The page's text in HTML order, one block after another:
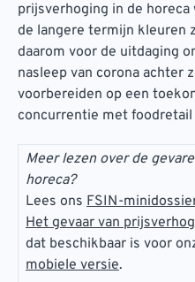
prijsverhoging in de
de langere termijn kleuren
daarom voor de uitdaging
nasleep van corona achter
voorbereiden op een
concurrentie met foodretail
Meer lezen over de
horeca?
Lees ons FSIN-
Het gevaar van
dat beschikbaar is voor
mobiele versie.